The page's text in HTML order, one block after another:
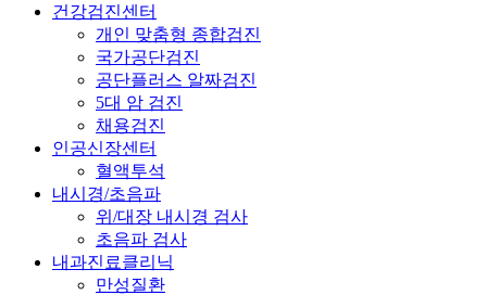
건강검진센터
개인 맞춤형 종합검진
국가공단검진
공단플러스 알짜검진
5대 암 검진
채용검진
인공신장센터
혈액투석
내시경/초음파
위/대장 내시경 검사
초음파 검사
내과진료클리닉
만성질환